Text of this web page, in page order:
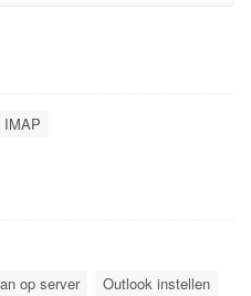
IMAP
op server
Outlook instellen